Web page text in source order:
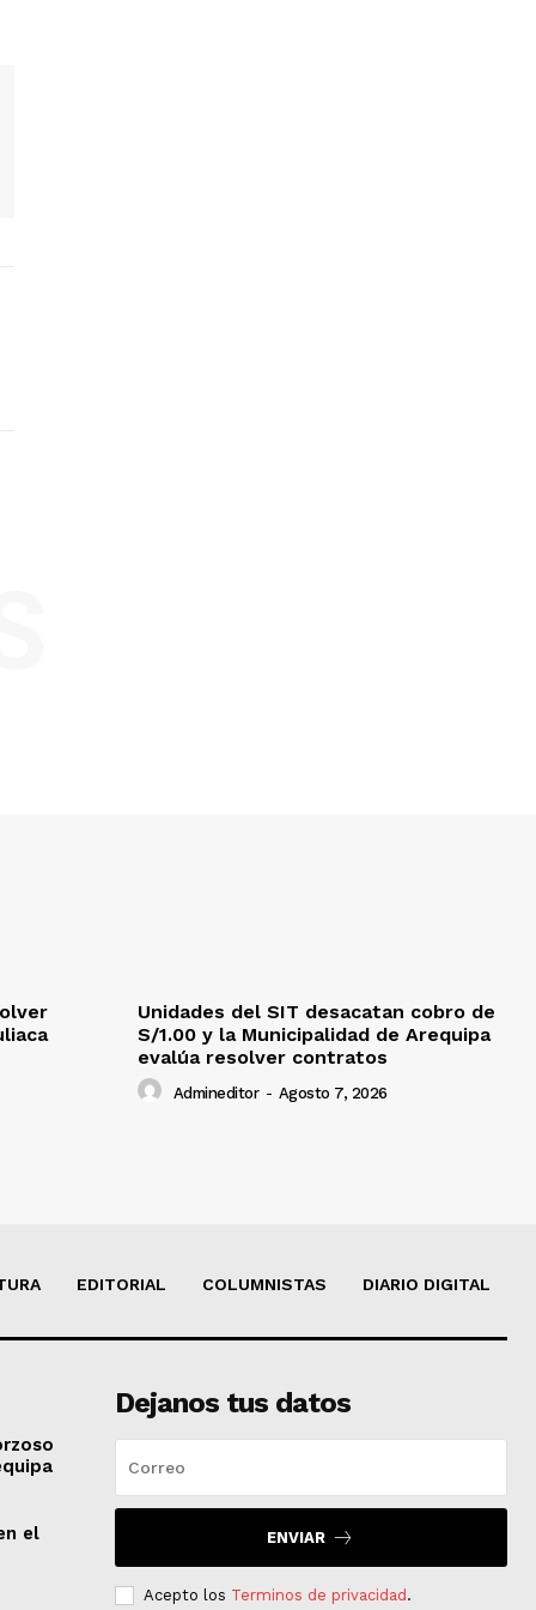
Unidades del SIT desacatan cobro de
S/1.00 y la Municipalidad de Arequipa
evalúa resolver contratos
Admineditor - Agosto 7, 2026
EDITORIAL COLUMNISTAS DIARIO DIGITAL
el
Dejanos tus datos
ENVIAR
Acepto los Terminos de privacidad .